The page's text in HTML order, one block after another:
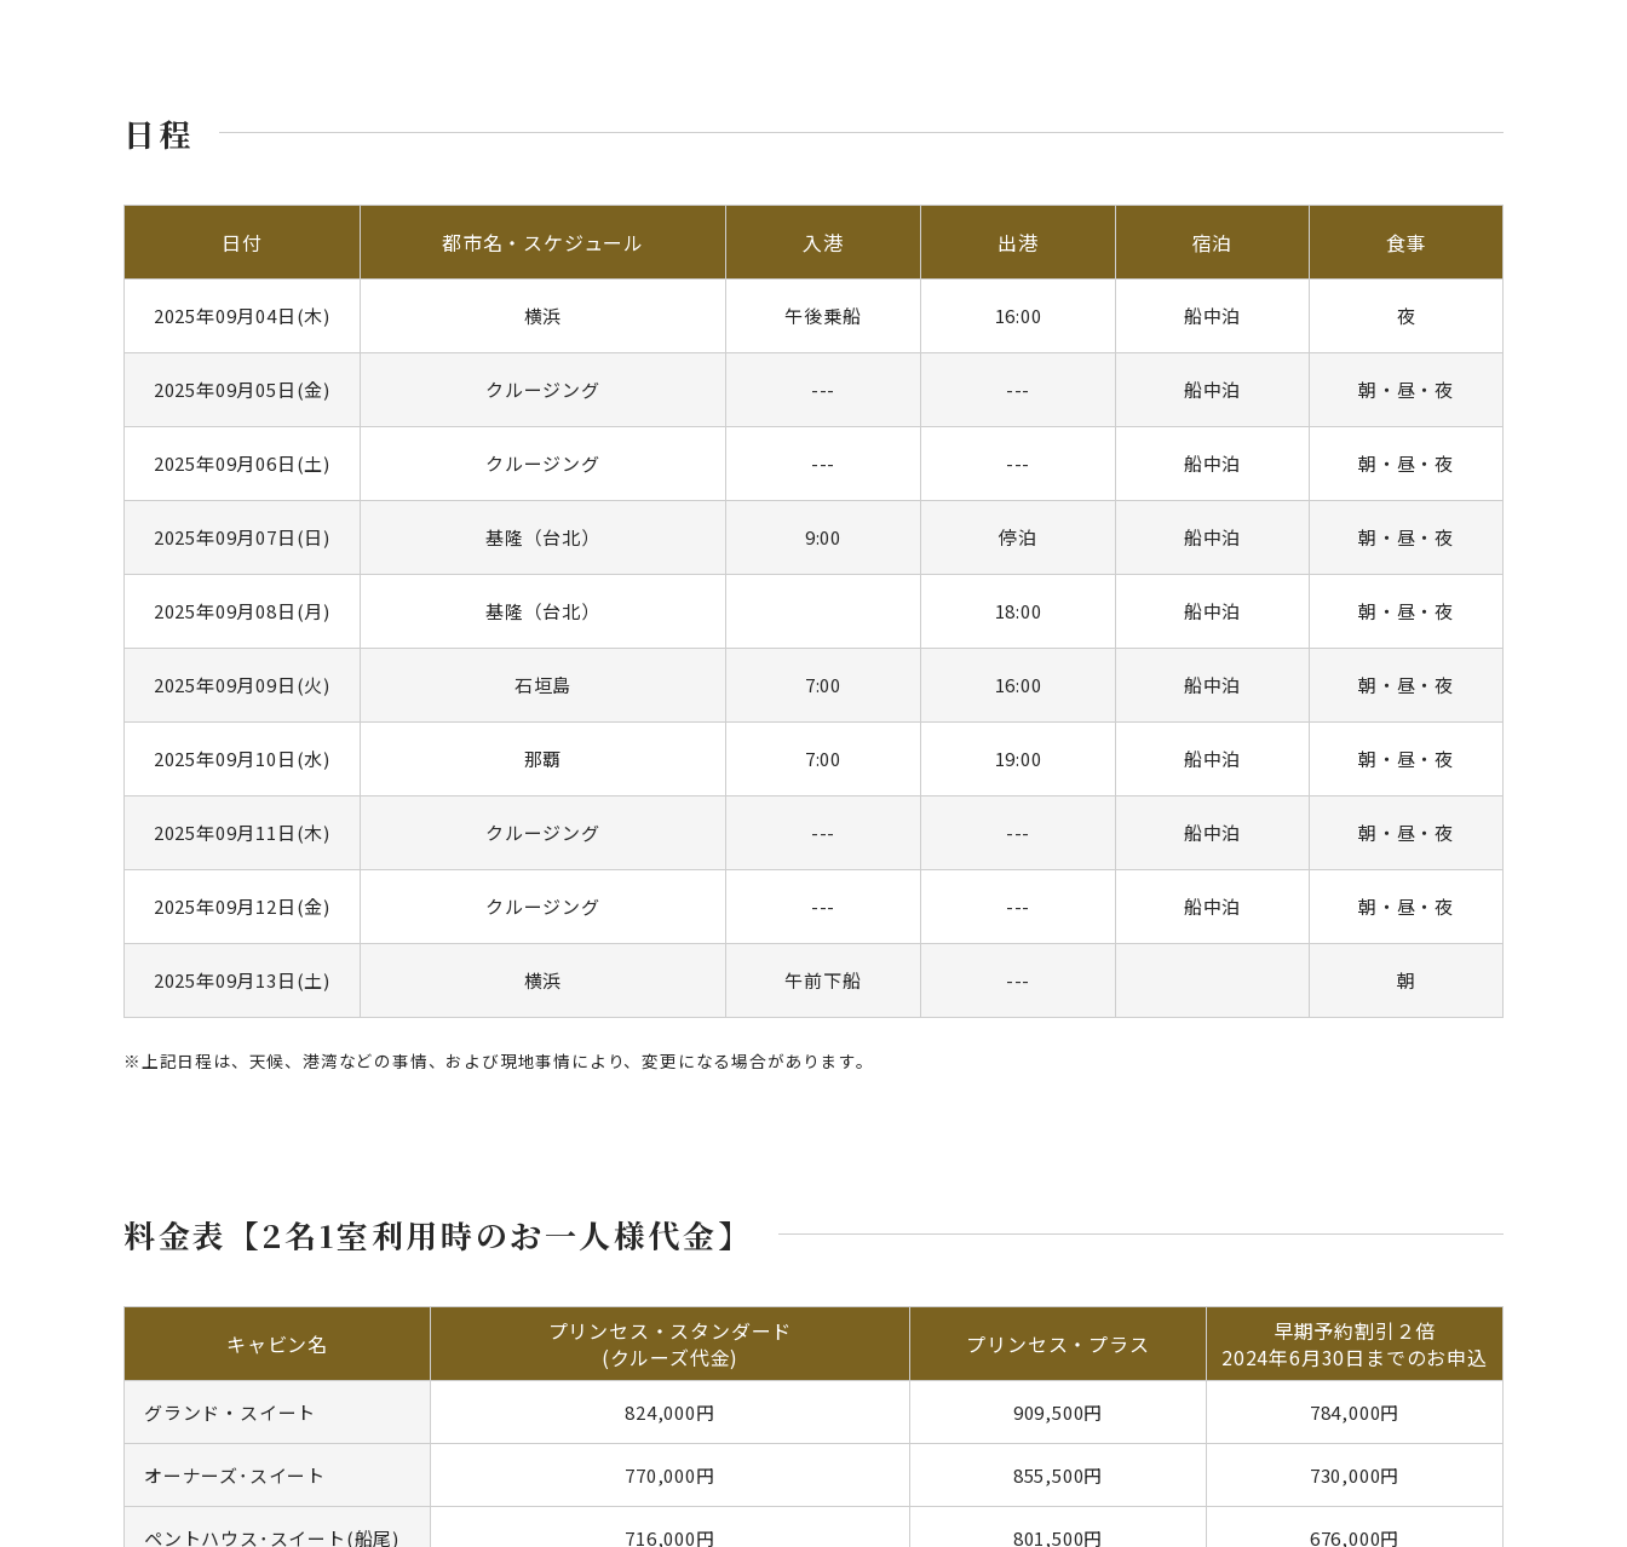
日程
日付 都市名・スケジュール 入港 出港 宿泊 食事
2025年09月04日(木) 横浜 午後乗船 16:00 船中泊 夜
2025年09月05日(金) クルージング --- --- 船中泊 朝・昼・夜
2025年09月06日(土) クルージング --- --- 船中泊 朝・昼・夜
2025年09月07日(日) 基隆（台北） 9:00 停泊 船中泊 朝・昼・夜
2025年09月08日(月) 基隆（台北） 18:00 船中泊 朝・昼・夜
2025年09月09日(火) 石垣島 7:00 16:00 船中泊 朝・昼・夜
2025年09月10日(水) 那覇 7:00 19:00 船中泊 朝・昼・夜
2025年09月11日(木) クルージング --- --- 船中泊 朝・昼・夜
2025年09月12日(金) クルージング --- --- 船中泊 朝・昼・夜
2025年09月13日(土) 横浜 午前下船 --- 朝
※上記日程は、天候、港湾などの事情、および現地事情により、変更になる場合があります。
料金表【2名1室利用時のお一人様代金】
キャビン名
プリンセス・スタンダード
(クルーズ代金)
プリンセス・プラス
早期予約割引２倍
2024年6月30日までのお申込
グランド・スイート 824,000円 909,500円 784,000円
オーナーズ･スイート 770,000円 855,500円 730,000円
ペントハウス･スイート(船尾) 716,000円 801,500円 676,000円